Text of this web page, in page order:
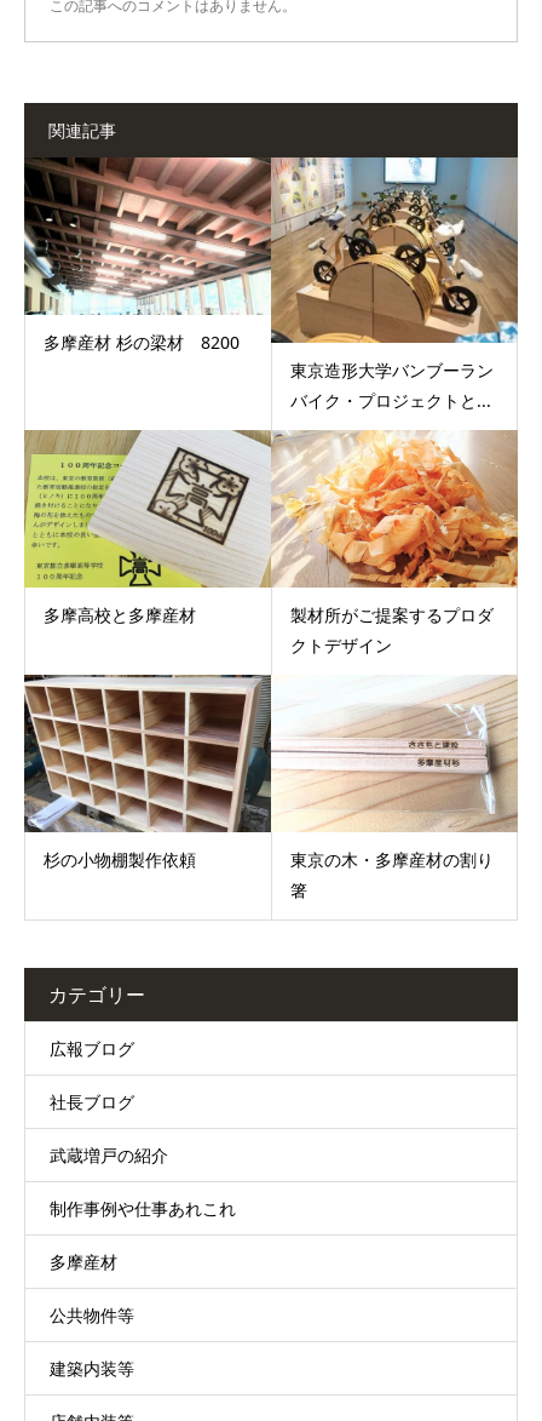
この記事へのコメントはありません。
関連記事
多摩産材 杉の梁材 8200
東京造形大学バンブーラン
バイク・プロジェクトと...
多摩高校と多摩産材
製材所がご提案するプロダ
クトデザイン
杉の小物棚製作依頼
東京の木・多摩産材の割り
箸
カテゴリー
広報ブログ
社長ブログ
武蔵増戸の紹介
制作事例や仕事あれこれ
多摩産材
公共物件等
建築内装等